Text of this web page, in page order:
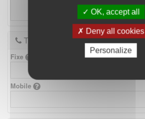
OK, accept all
Deny all cookies
Personalize
Téléphones
Fixe
Mobile